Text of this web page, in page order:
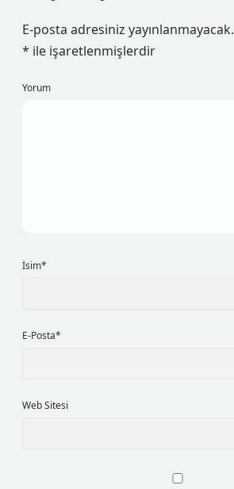
E-posta adresiniz yayınlanmayacak.
* ile işaretlenmişlerdir
Yorum
İsim*
E-Posta*
Web Sitesi